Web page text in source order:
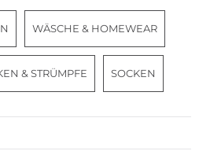
WÄSCHE & HOMEWEAR
& STRÜMPFE SOCKEN